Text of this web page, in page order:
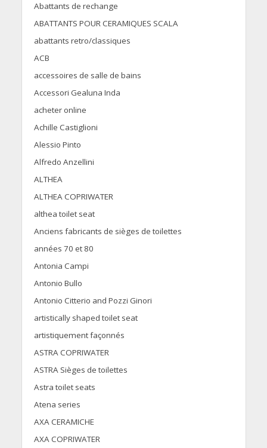
Abattants de rechange
ABATTANTS POUR CERAMIQUES SCALA
abattants retro/classiques
ACB
accessoires de salle de bains
Accessori Gealuna Inda
acheter online
Achille Castiglioni
Alessio Pinto
Alfredo Anzellini
ALTHEA
ALTHEA COPRIWATER
althea toilet seat
Anciens fabricants de sièges de toilettes
années 70 et 80
Antonia Campi
Antonio Bullo
Antonio Citterio and Pozzi Ginori
artistically shaped toilet seat
artistiquement façonnés
ASTRA COPRIWATER
ASTRA Sièges de toilettes
Astra toilet seats
Atena series
AXA CERAMICHE
AXA COPRIWATER